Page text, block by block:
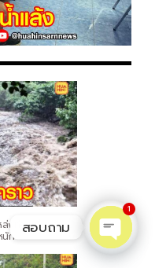
ล่งท่องเที่ยวดัง 2
นัก
สอบถาม
O
1